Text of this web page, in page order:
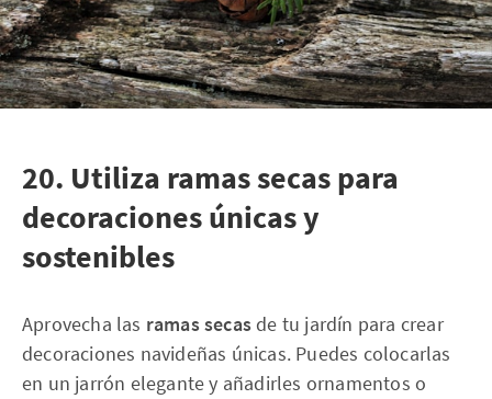
20. Utiliza ramas secas para
decoraciones únicas y
sostenibles
Aprovecha las ramas secasde tu jardín para crear
decoraciones navideñas únicas. Puedes colocarlas
en un jarrón elegante y añadirles ornamentos o